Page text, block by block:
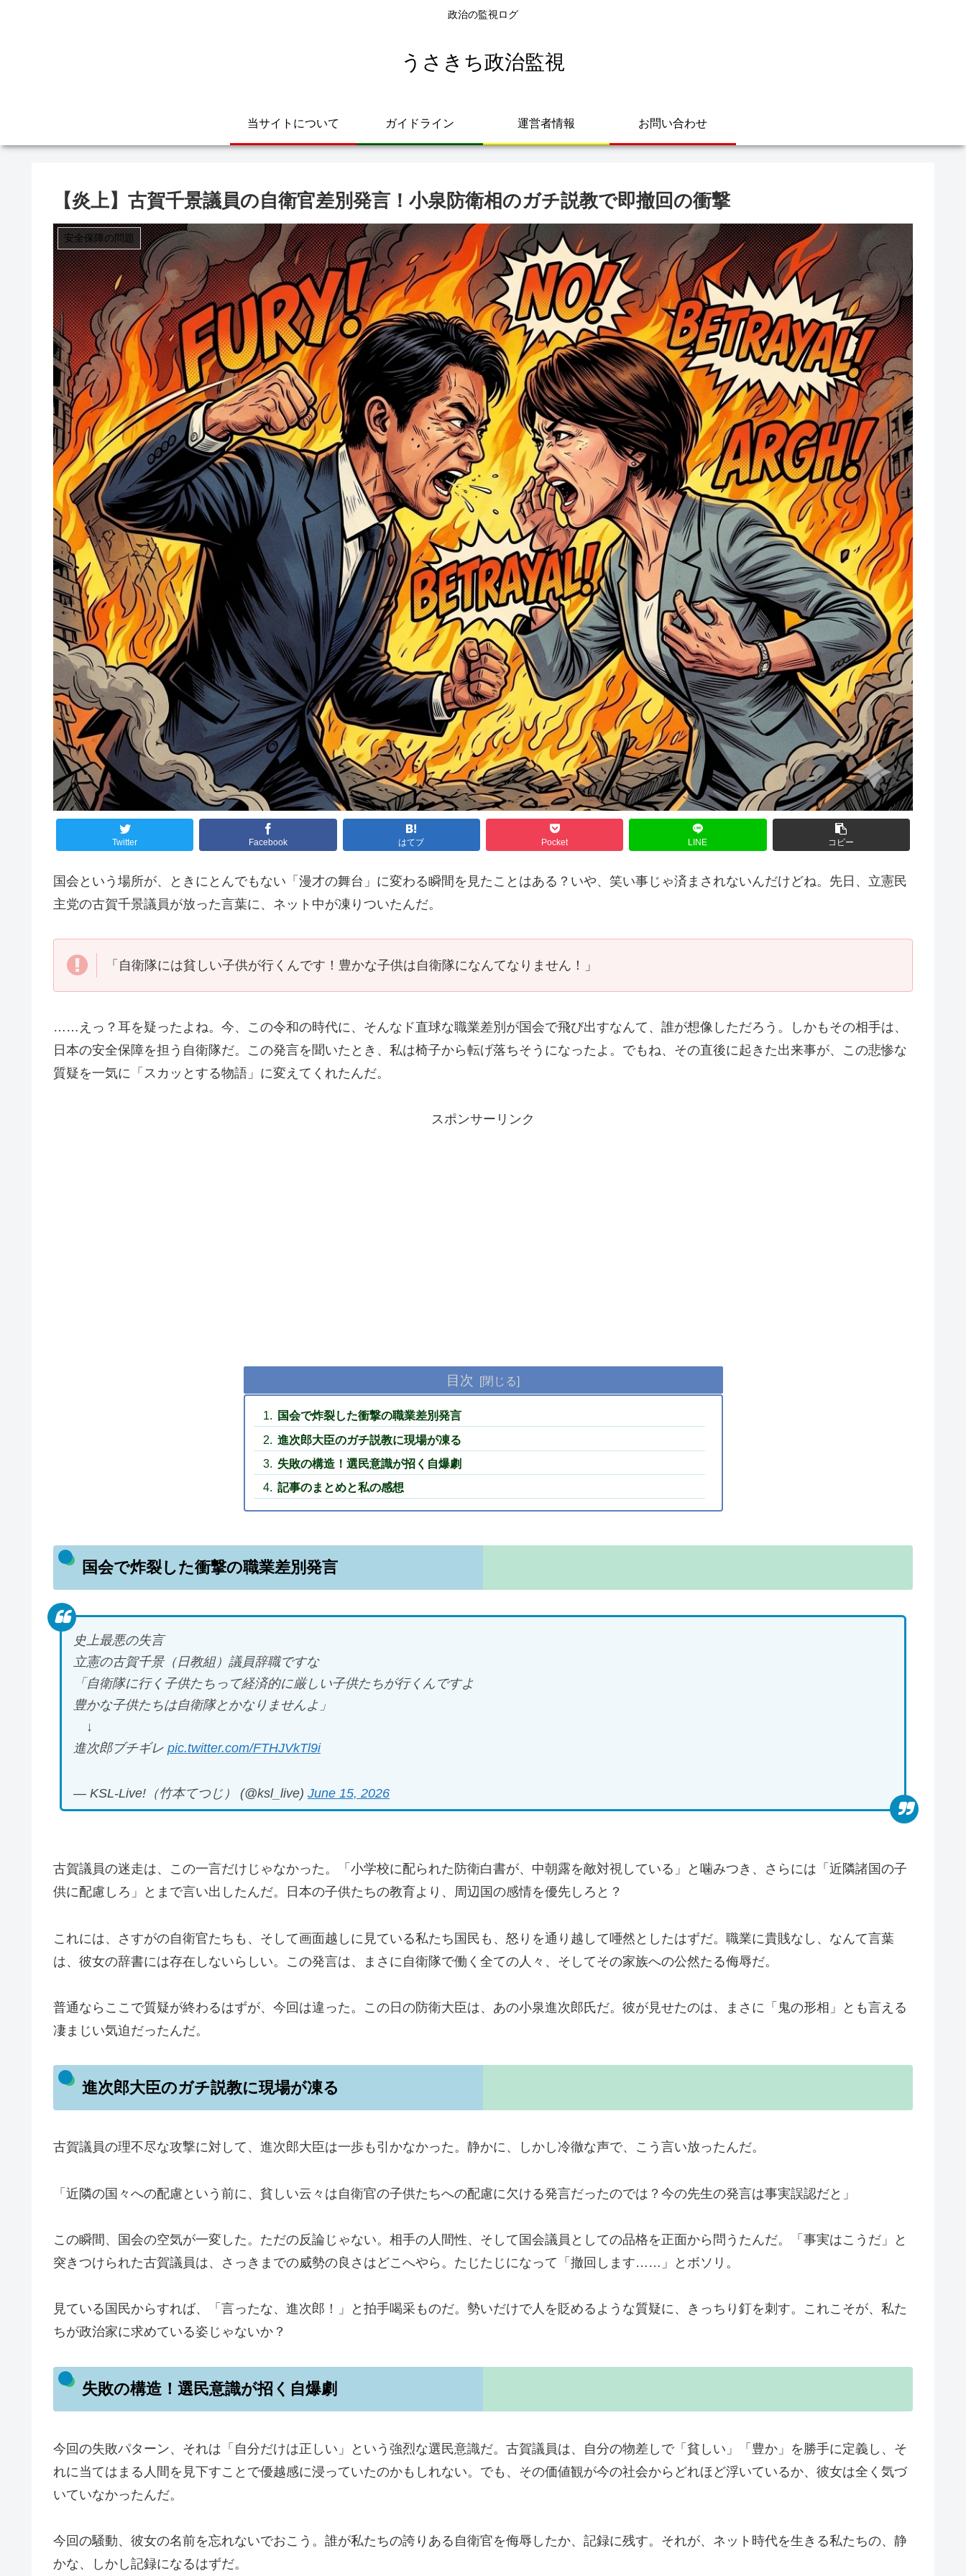
政治の監視ログ
うさきち政治監視
当サイトについて ガイドライン 運営者情報 お問い合わせ
【炎上】古賀千景議員の自衛官差別発言！小泉防衛相のガチ説教で即撤回の衝撃
安全保障の問題
Twitter Facebook はてブ Pocket LINE コピー
国会という場所が、ときにとんでもない「漫才の舞台」に変わる瞬間を見たことはある？いや、笑い事じゃ済まされないんだけどね。先日、立憲民
主党の古賀千景議員が放った言葉に、ネット中が凍りついたんだ。
「自衛隊には貧しい子供が行くんです！豊かな子供は自衛隊になんてなりません！」
……えっ？耳を疑ったよね。今、この令和の時代に、そんなド直球な職業差別が国会で飛び出すなんて、誰が想像しただろう。しかもその相手は、
日本の安全保障を担う自衛隊だ。この発言を聞いたとき、私は椅子から転げ落ちそうになったよ。でもね、その直後に起きた出来事が、この悲惨な
質疑を一気に「スカッとする物語」に変えてくれたんだ。
スポンサーリンク
目次
国会で炸裂した衝撃の職業差別発言
進次郎大臣のガチ説教に現場が凍る
失敗の構造！選民意識が招く自爆劇
記事のまとめと私の感想
国会で炸裂した衝撃の職業差別発言
史上最悪の失言
立憲の古賀千景（日教組）議員辞職ですな
「自衛隊に行く子供たちって経済的に厳しい子供たちが行くんですよ
豊かな子供たちは自衛隊とかなりませんよ」
↓
進次郎ブチギレ pic.twitter.com/FTHJVkTl9i
— KSL-Live!（竹本てつじ） (@ksl_live) June 15, 2026
古賀議員の迷走は、この一言だけじゃなかった。「小学校に配られた防衛白書が、中朝露を敵対視している」と噛みつき、さらには「近隣諸国の子
供に配慮しろ」とまで言い出したんだ。日本の子供たちの教育より、周辺国の感情を優先しろと？
これには、さすがの自衛官たちも、そして画面越しに見ている私たち国民も、怒りを通り越して唖然としたはずだ。職業に貴賎なし、なんて言葉
は、彼女の辞書には存在しないらしい。この発言は、まさに自衛隊で働く全ての人々、そしてその家族への公然たる侮辱だ。
普通ならここで質疑が終わるはずが、今回は違った。この日の防衛大臣は、あの小泉進次郎氏だ。彼が見せたのは、まさに「鬼の形相」とも言える
凄まじい気迫だったんだ。
進次郎大臣のガチ説教に現場が凍る
古賀議員の理不尽な攻撃に対して、進次郎大臣は一歩も引かなかった。静かに、しかし冷徹な声で、こう言い放ったんだ。
「近隣の国々への配慮という前に、貧しい云々は自衛官の子供たちへの配慮に欠ける発言だったのでは？今の先生の発言は事実誤認だと」
この瞬間、国会の空気が一変した。ただの反論じゃない。相手の人間性、そして国会議員としての品格を正面から問うたんだ。「事実はこうだ」と
突きつけられた古賀議員は、さっきまでの威勢の良さはどこへやら。たじたじになって「撤回します……」とボソリ。
見ている国民からすれば、「言ったな、進次郎！」と拍手喝采ものだ。勢いだけで人を貶めるような質疑に、きっちり釘を刺す。これこそが、私た
ちが政治家に求めている姿じゃないか？
失敗の構造！選民意識が招く自爆劇
今回の失敗パターン、それは「自分だけは正しい」という強烈な選民意識だ。古賀議員は、自分の物差しで「貧しい」「豊か」を勝手に定義し、そ
れに当てはまる人間を見下すことで優越感に浸っていたのかもしれない。でも、その価値観が今の社会からどれほど浮いているか、彼女は全く気づ
いていなかったんだ。
今回の騒動、彼女の名前を忘れないでおこう。誰が私たちの誇りある自衛官を侮辱したか、記録に残す。それが、ネット時代を生きる私たちの、静
かな、しかし記録になるはずだ。